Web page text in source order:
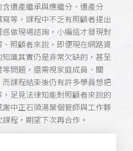
遺產繼承與應繼分、遺產分
等，課程中不乏有照顧者提出
做現場諮詢，小編這才發現對
照顧者來說，即便現在網路資
識其實仍是非常欠缺的，甚至
問題，還需視家庭成員、關
課程結束後仍有許多學員想把
足見法律知能對照顧者來說的
中正石頭湯葉個管師與工作夥
程，期望下次再合作。